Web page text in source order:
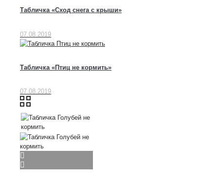
Табличка «Сход снега с крыши»
07.08.2019
Табличка «Птиц не кормить»
07.08.2019